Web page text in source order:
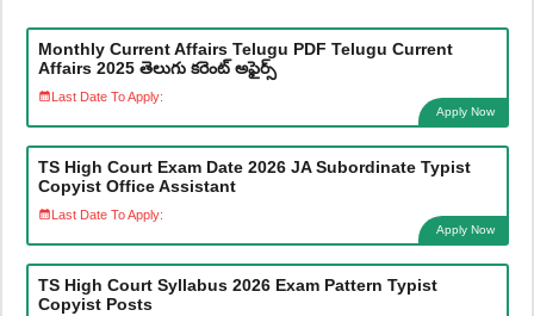
Monthly Current Affairs Telugu PDF Telugu Current
Affairs 2025 తెలుగు కరెంట్ అఫైర్స్
Last Date To Apply:
Apply Now
TS High Court Exam Date 2026 JA Subordinate Typist
Copyist Office Assistant
Last Date To Apply:
Apply Now
TS High Court Syllabus 2026 Exam Pattern Typist
Copyist Posts